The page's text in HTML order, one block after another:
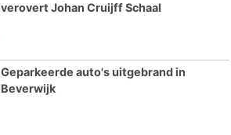
verovert Johan Cruijff Schaal
Geparkeerde auto's uitgebrand in
Beverwijk